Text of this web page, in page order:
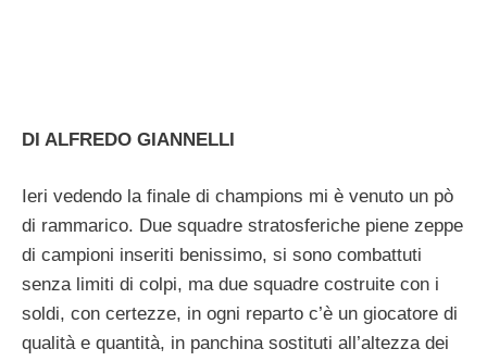
DI ALFREDO GIANNELLI
Ieri vedendo la finale di champions mi è venuto un pò
di rammarico. Due squadre stratosferiche piene zeppe
di campioni inseriti benissimo, si sono combattuti
senza limiti di colpi, ma due squadre costruite con i
soldi, con certezze, in ogni reparto c’è un giocatore di
qualità e quantità, in panchina sostituti all’altezza dei